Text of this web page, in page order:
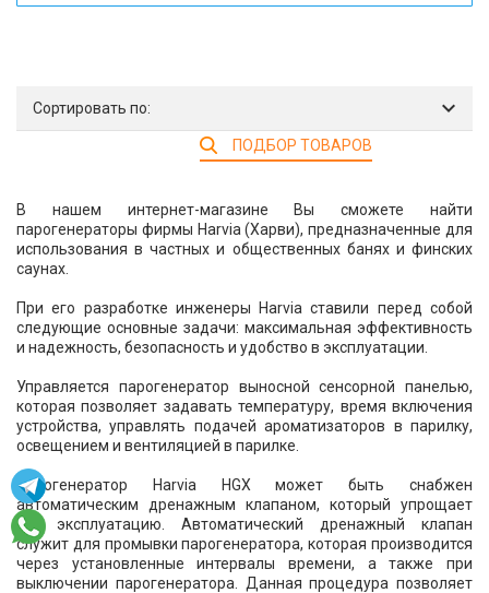
Сортировать по:
ПОДБОР ТОВАРОВ
В нашем интернет-магазине Вы сможете найти
парогенераторы фирмы Harvia (Харви), предназначенные для
использования в частных и общественных банях и финских
саунах.
При его разработке инженеры Harvia ставили перед собой
следующие основные задачи: максимальная эффективность
и надежность, безопасность и удобство в эксплуатации.
Управляется парогенератор выносной сенсорной панелью,
которая позволяет задавать температуру, время включения
устройства, управлять подачей ароматизаторов в парилку,
освещением и вентиляцией в парилке.
Парогенератор Harvia HGX может быть снабжен
автоматическим дренажным клапаном, который упрощает
его эксплуатацию. Автоматический дренажный клапан
служит для промывки парогенератора, которая производится
через установленные интервалы времени, а также при
выключении парогенератора. Данная процедура позволяет